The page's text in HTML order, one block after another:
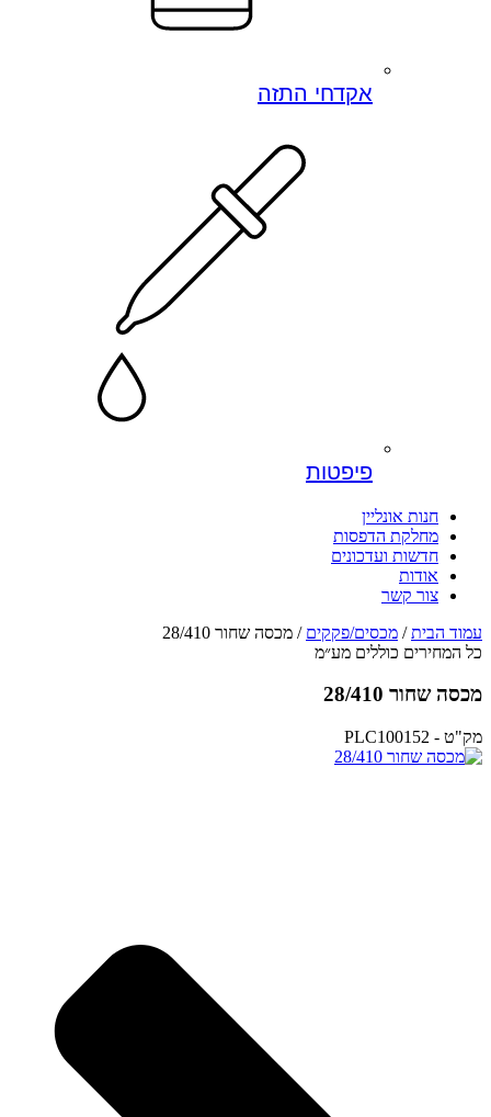
אקדחי התזה
פיפטות
חנות אונליין
מחלקת הדפסות
חדשות ועדכונים
אודות
צור קשר
עמוד הבית/ מכסים/פקקים / מכסה שחור 28/410
כל המחירים כוללים מע״מ
מכסה שחור 28/410
מק"ט - PLC100152